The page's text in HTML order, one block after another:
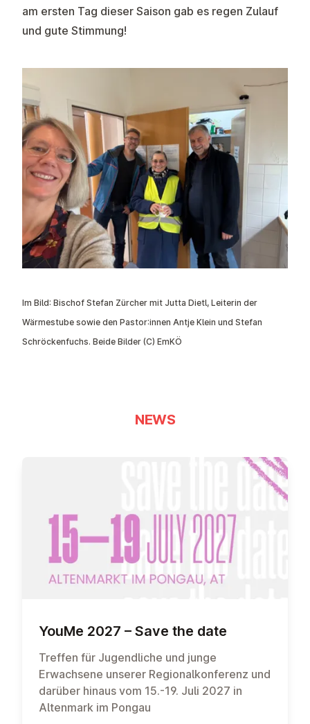
am ersten Tag dieser Saison gab es regen Zulauf
und gute Stimmung!
Im Bild: Bischof Stefan Zürcher mit Jutta Dietl, Leiterin der
Wärmestube sowie den Pastor:innen Antje Klein und Stefan
Schröckenfuchs. Beide Bilder (C) EmKÖ
NEWS
YouMe 2027 – Save the date
Treffen für Jugendliche und junge
Erwachsene unserer Regionalkonferenz und
darüber hinaus vom 15.-19. Juli 2027 in
Altenmark im Pongau